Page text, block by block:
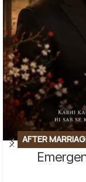
AFTER
FICTION,
FAMILY